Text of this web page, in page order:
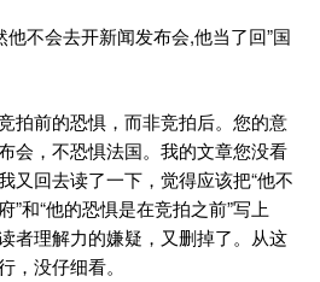
不会去开新闻发布会,他当了回”国
拍前的恐惧，而非竞拍后。您的意
会，不恐惧法国。我的文章您没看
又回去读了一下，觉得应该把“他不
”和“他的恐惧是在竞拍之前”写上
者理解力的嫌疑，又删掉了。从这
，没仔细看。